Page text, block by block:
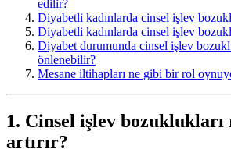
edilir?
Diyabetli kadınlarda cinsel işlev
Diyabetli kadınlarda cinsel işlev
Diyabet durumunda cinsel işlev
önlenebilir?
Mesane iltihapları ne gibi bir rol
1. Cinsel işlev
artırır?